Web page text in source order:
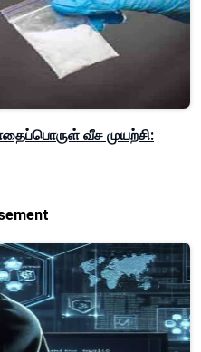
வீச முயற்சி: